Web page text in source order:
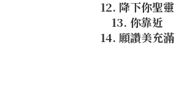
12. 降下你聖靈
13. 你靠近
14. 願讚美充滿